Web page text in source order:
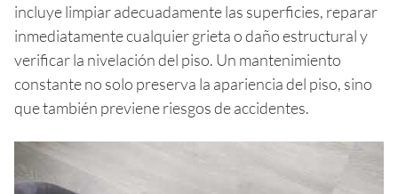
incluye limpiar adecuadamente las superficies, reparar
inmediatamente cualquier grieta o daño estructural y
verificar la nivelación del piso. Un mantenimiento
constante no solo preserva la apariencia del piso, sino
que también previene riesgos de accidentes.